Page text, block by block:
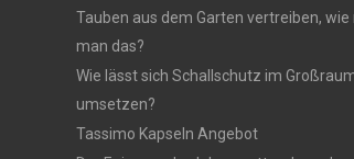
Tauben aus dem Garten vertreiben,
man das?
Wie lässt sich Schallschutz im
umsetzen?
Tassimo Kapseln Angebot